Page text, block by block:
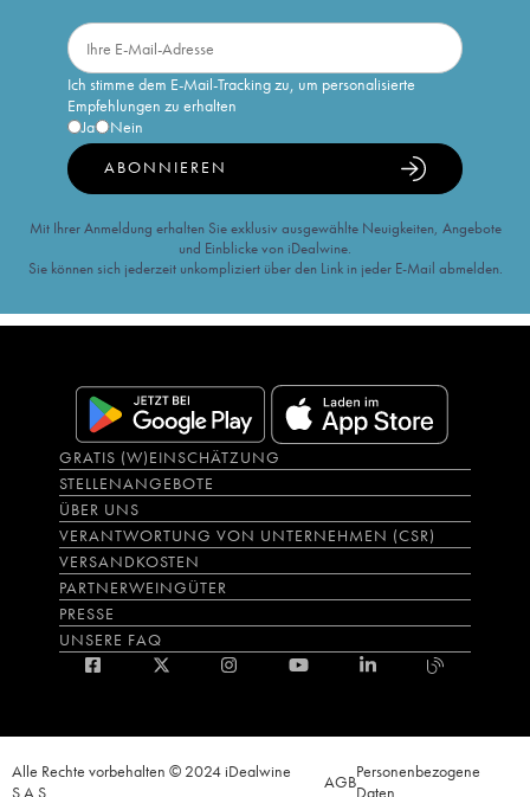
Ich stimme dem E-Mail-Tracking zu, um personalisierte
Empfehlungen zu erhalten
Ja
Nein
ABONNIEREN
Mit Ihrer Anmeldung erhalten Sie exklusiv ausgewählte Neuigkeiten, Angebote
und Einblicke von iDealwine.
Sie können sich jederzeit unkompliziert über den Link in jeder E-Mail abmelden.
GRATIS (W)EINSCHÄTZUNG
STELLENANGEBOTE
ÜBER UNS
VERANTWORTUNG VON UNTERNEHMEN (CSR)
VERSANDKOSTEN
PARTNERWEINGÜTER
PRESSE
UNSERE FAQ
Alle Rechte vorbehalten © 2024 iDealwine
S.A.S.
AGBPersonenbezogene
Daten